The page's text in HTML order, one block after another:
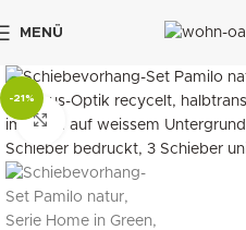
MENÜ
-21%
klicken um zu vergrößern